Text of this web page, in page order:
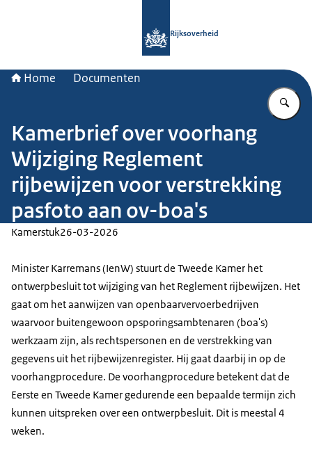
Rijksoverheid
Home Documenten
Kamerbrief over voorhang
Wijziging Reglement
rijbewijzen voor verstrekking
pasfoto aan ov-boa's
Kamerstuk26-03-2026
Minister Karremans (IenW) stuurt de Tweede Kamer het
ontwerpbesluit tot wijziging van het Reglement rijbewijzen. Het
gaat om het aanwijzen van openbaarvervoerbedrijven
waarvoor buitengewoon opsporingsambtenaren (boa's)
werkzaam zijn, als rechtspersonen en de verstrekking van
gegevens uit het rijbewijzenregister. Hij gaat daarbij in op de
voorhangprocedure. De voorhangprocedure betekent dat de
Eerste en Tweede Kamer gedurende een bepaalde termijn zich
kunnen uitspreken over een ontwerpbesluit. Dit is meestal 4
weken.